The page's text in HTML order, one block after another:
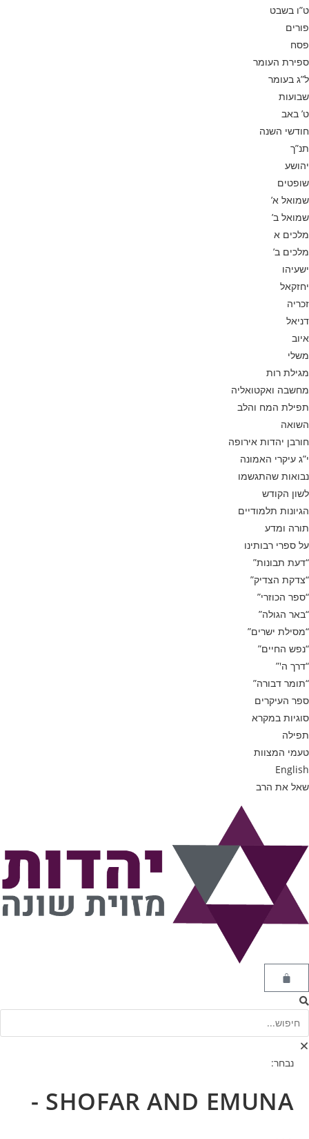
ט”ו בשבט
פורים
פסח
ספירת העומר
ל”ג בעומר
שבועות
ט’ באב
חודשי השנה
תנ”ך
יהושע
שופטים
שמואל א’
שמואל ב’
מלכים א
מלכים ב’
ישעיהו
יחזקאל
זכריה
דניאל
איוב
משלי
מגילת רות
מחשבה ואקטואליה
תפילת המח והלב
השואה
חורבן יהדות אירופה
י”ג עיקרי האמונה
נבואות שהתגשמו
לשון הקודש
הגיונות תלמודיים
תורה ומדע
על ספרי רבותינו
“דעת תבונות”
“צדקת הצדיק”
“ספר הכוזרי”
“באר הגולה”
“מסילת ישרים”
“נפש החיים”
“דרך ה'”
“תומר דבורה”
ספר העיקרים
סוגיות במקרא
תפילה
טעמי המצוות
English
שאל את הרב
נבחר:
SHOFAR AND EMUNA -